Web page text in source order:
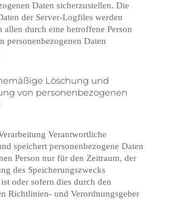
Daten sicherzustellen. Die
der Server-Logfiles werden
allen durch eine betroffene Person
personenbezogenen Daten
Löschung und
von personenbezogenen
Verantwortliche
speichert personenbezogene Daten
Person nur für den Zeitraum, der
des Speicherungszwecks
oder sofern dies durch den
Richtlinien- und Verordnungsgeber